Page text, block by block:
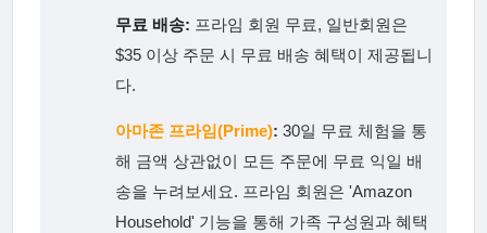
무료 배송: 프라임 회원 무료, 일반회원은
$35 이상 주문 시 무료 배송 혜택이 제공됩니
다.
아마존 프라임(Prime): 30일 무료 체험을 통
해 금액 상관없이 모든 주문에 무료 익일 배
송을 누려보세요. 프라임 회원은 'Amazon
Household' 기능을 통해 가족 구성원과 혜택